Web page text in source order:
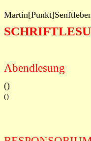
Abendlesung
()
()